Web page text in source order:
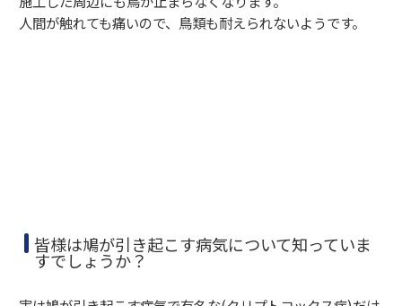
人間が触れても痛いので、鳥類も耐えられないようです。
皆様は鳩が引き起こす病気について知っていま
すでしょうか？